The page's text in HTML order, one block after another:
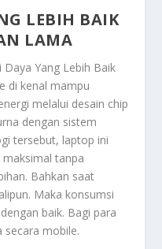
LEBIH BAIK
LAMA
Daya Yang Lebih Baik
di kenal mampu
melalui desain chip
dengan sistem
tersebut, laptop ini
tanpa
Bahkan saat
Maka konsumsi
baik. Bagi para
secara mobile.